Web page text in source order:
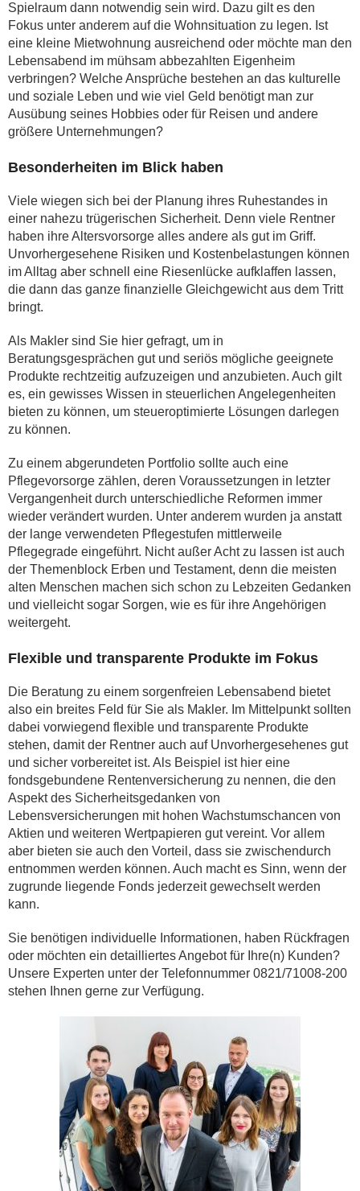
Spielraum dann notwendig sein wird. Dazu gilt es den
Fokus unter anderem auf die Wohnsituation zu legen. Ist
eine kleine Mietwohnung ausreichend oder möchte man den
Lebensabend im mühsam abbezahlten Eigenheim
verbringen? Welche Ansprüche bestehen an das kulturelle
und soziale Leben und wie viel Geld benötigt man zur
Ausübung seines Hobbies oder für Reisen und andere
größere Unternehmungen?
Besonderheiten im Blick haben
Viele wiegen sich bei der Planung ihres Ruhestandes in
einer nahezu trügerischen Sicherheit. Denn viele Rentner
haben ihre Altersvorsorge alles andere als gut im Griff.
Unvorhergesehene Risiken und Kostenbelastungen können
im Alltag aber schnell eine Riesenlücke aufklaffen lassen,
die dann das ganze finanzielle Gleichgewicht aus dem Tritt
bringt.
Als Makler sind Sie hier gefragt, um in
Beratungsgesprächen gut und seriös mögliche geeignete
Produkte rechtzeitig aufzuzeigen und anzubieten. Auch gilt
es, ein gewisses Wissen in steuerlichen Angelegenheiten
bieten zu können, um steueroptimierte Lösungen darlegen
zu können.
Zu einem abgerundeten Portfolio sollte auch eine
Pflegevorsorge zählen, deren Voraussetzungen in letzter
Vergangenheit durch unterschiedliche Reformen immer
wieder verändert wurden. Unter anderem wurden ja anstatt
der lange verwendeten Pflegestufen mittlerweile
Pflegegrade eingeführt. Nicht außer Acht zu lassen ist auch
der Themenblock Erben und Testament, denn die meisten
alten Menschen machen sich schon zu Lebzeiten Gedanken
und vielleicht sogar Sorgen, wie es für ihre Angehörigen
weitergeht.
Flexible und transparente Produkte im Fokus
Die Beratung zu einem sorgenfreien Lebensabend bietet
also ein breites Feld für Sie als Makler. Im Mittelpunkt sollten
dabei vorwiegend flexible und transparente Produkte
stehen, damit der Rentner auch auf Unvorhergesehenes gut
und sicher vorbereitet ist. Als Beispiel ist hier eine
fondsgebundene Rentenversicherung zu nennen, die den
Aspekt des Sicherheitsgedanken von
Lebensversicherungen mit hohen Wachstumschancen von
Aktien und weiteren Wertpapieren gut vereint. Vor allem
aber bieten sie auch den Vorteil, dass sie zwischendurch
entnommen werden können. Auch macht es Sinn, wenn der
zugrunde liegende Fonds jederzeit gewechselt werden
kann.
Sie benötigen individuelle Informationen, haben Rückfragen
oder möchten ein detailliertes Angebot für Ihre(n) Kunden?
Unsere Experten unter der Telefonnummer 0821/71008-200
stehen Ihnen gerne zur Verfügung.